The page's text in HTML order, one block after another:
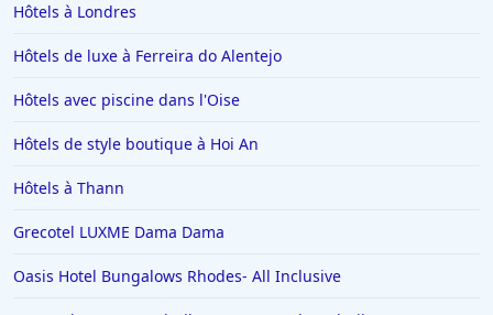
Hôtels à Londres
Hôtels de luxe à Ferreira do Alentejo
Hôtels avec piscine dans l'Oise
Hôtels de style boutique à Hoi An
Hôtels à Thann
Grecotel LUXME Dama Dama
Oasis Hotel Bungalows Rhodes- All Inclusive